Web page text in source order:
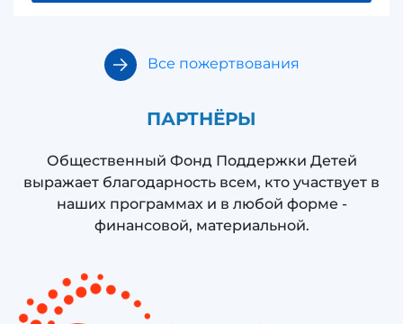
Все пожертвования
ПАРТНЁРЫ
Общественный Фонд Поддержки Детей
выражает благодарность всем, кто участвует в
наших программах и в любой форме -
финансовой, материальной.